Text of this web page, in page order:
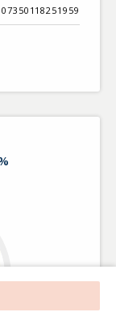
07350118251959